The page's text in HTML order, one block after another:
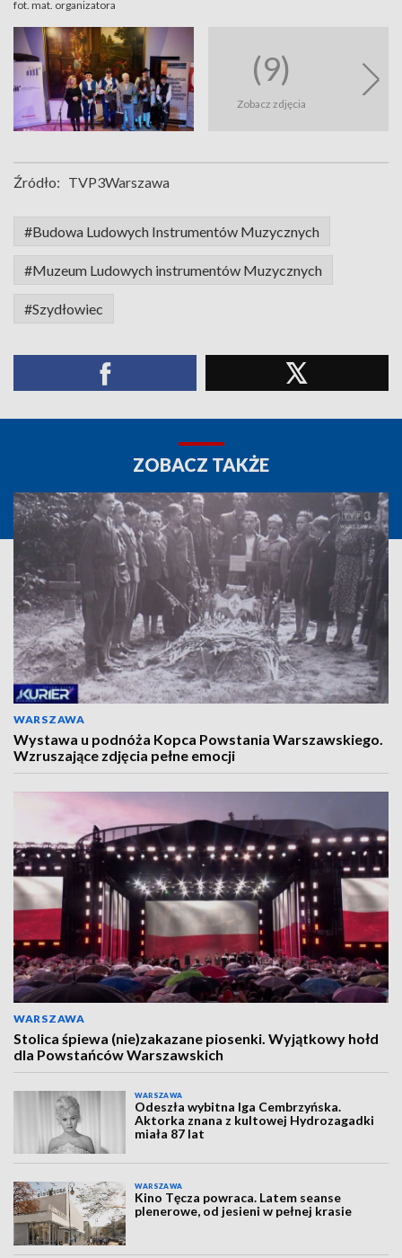
fot. mat. organizatora
(9)
Zobacz zdjęcia
Źródło: TVP3Warszawa
#Budowa Ludowych Instrumentów Muzycznych
#Muzeum Ludowych instrumentów Muzycznych
#Szydłowiec
ZOBACZ TAKŻE
WARSZAWA
Wystawa u podnóża Kopca Powstania Warszawskiego.
Wzruszające zdjęcia pełne emocji
WARSZAWA
Stolica śpiewa (nie)zakazane piosenki. Wyjątkowy hołd
dla Powstańców Warszawskich
WARSZAWA
Odeszła wybitna Iga Cembrzyńska.
Aktorka znana z kultowej Hydrozagadki
miała 87 lat
WARSZAWA
Kino Tęcza powraca. Latem seanse
plenerowe, od jesieni w pełnej krasie